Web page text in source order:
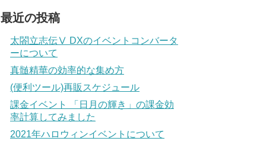
最近の投稿
太閤立志伝Ⅴ DXのイベントコンバータ
ーについて
真髄精華の効率的な集め方
(便利ツール)再販スケジュール
課金イベント 「日月の輝き」の課金効
率計算してみました
2021年ハロウィンイベントについて